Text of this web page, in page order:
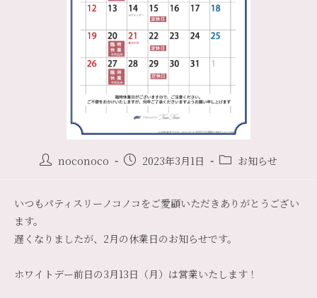
noconoco 2023年3月1日 お知らせ
いつもパティスリーノコノコをご愛顧いただきありがとうござい
ます。
遅くなりましたが、2月の休業日のお知らせです。
ホワイトデー前日の3月13日（月）は営業いたします！